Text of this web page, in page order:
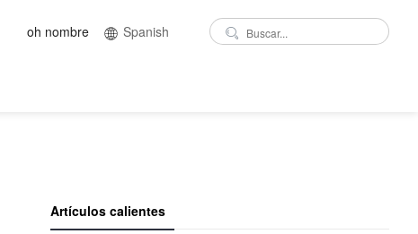
oh nombre Spanish
Artículos calientes